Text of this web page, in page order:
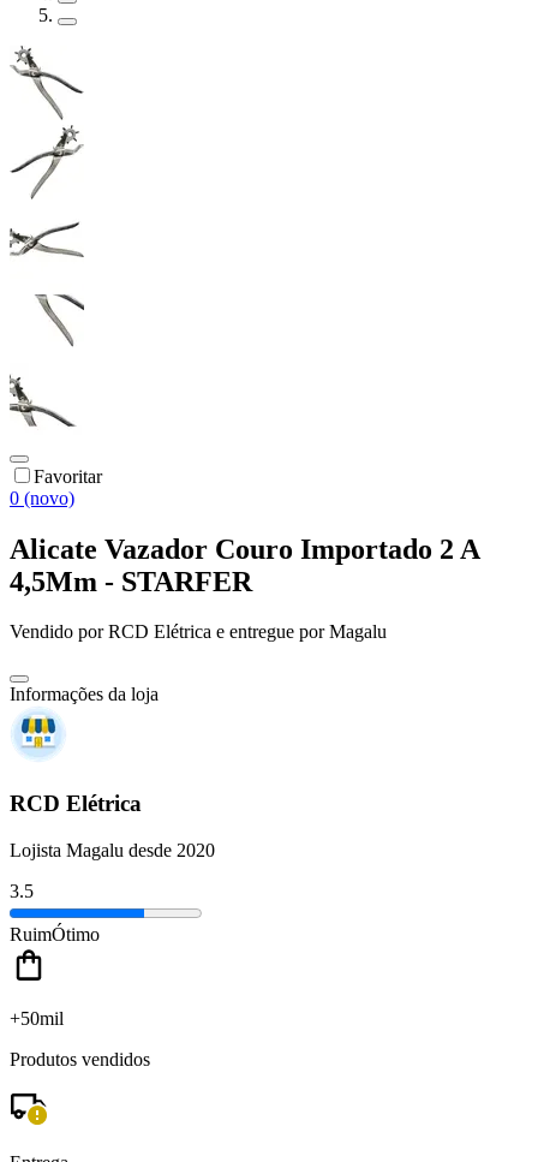
Favoritar
0 (novo)
Alicate Vazador Couro Importado 2 A
4,5Mm - STARFER
Vendido porRCD Elétrica e entregue por Magalu
Informações da loja
RCD Elétrica
Lojista Magalu desde 2020
3.5
RuimÓtimo
+50mil
Produtos vendidos